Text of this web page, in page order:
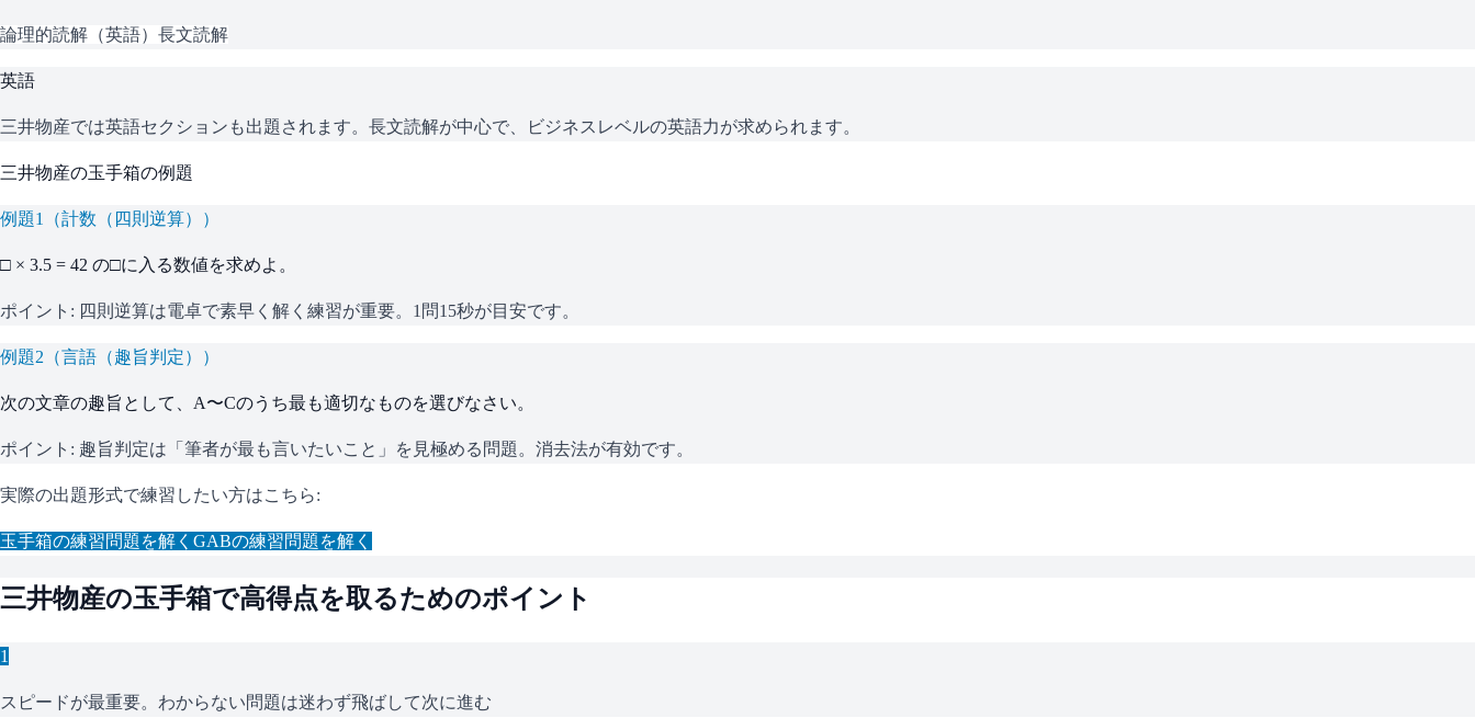
論理的読解（英語） 長文読解
英語
三井物産では英語セクションも出題されます。長文読解が中心で、ビジネスレベルの英語力が求められます。
三井物産の玉手箱の例題
例題1 （計数（四則逆算） ）
□ × 3.5 = 42 の□に入る数値を求めよ。
ポイント: 四則逆算は電卓で素早く解く練習が重要。1問15秒が目安です。
例題2 （言語（趣旨判定） ）
次の文章の趣旨として、A〜Cのうち最も適切なものを選びなさい。
ポイント: 趣旨判定は「筆者が最も言いたいこと」を見極める問題。消去法が有効です。
実際の出題形式で練習したい方はこちら:
玉手箱の練習問題を解く GABの練習問題を解く
三井物産の玉手箱で高得点を取るためのポイント
1
スピードが最重要。わからない問題は迷わず飛ばして次に進む